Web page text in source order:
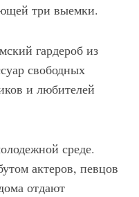
три выемки.
гардероб из
свободных
и любителей
среде.
актеров, певцов
отдают